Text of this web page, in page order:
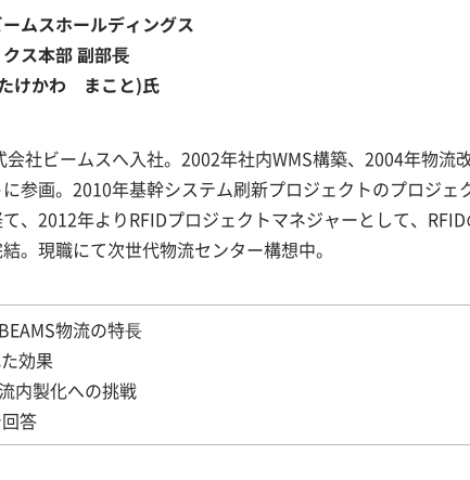
ムスホールディングス
ス本部 副部⾧
けかわ まこと)氏
会社ビームスへ入社。2002年社内WMS構築、2004年物流
参画。2010年基幹システム刷新プロジェクトのプロジェ
、2012年よりRFIDプロジェクトマネジャーとして、
。現職にて次世代物流センター構想中。
物流の特⾧
効果
内製化への挑戦
答